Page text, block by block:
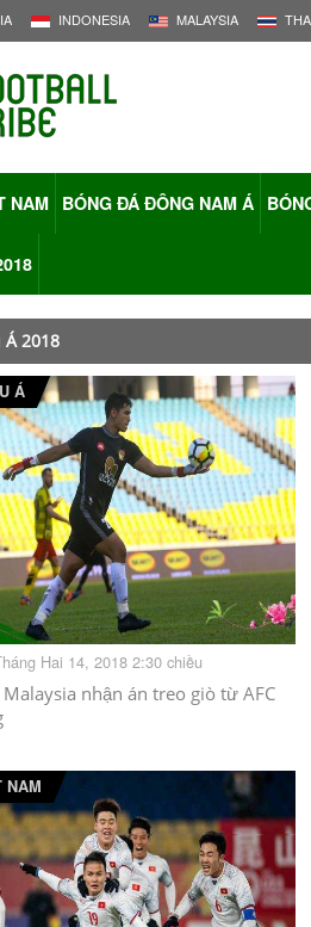
INDONESIA MALAYSIA
NAM BÓNG ĐÁ ĐÔNG NAM Á
Á 2018
Á
Hai 14, 2018 2:30 chiều
nhận án treo giò từ AFC
NAM